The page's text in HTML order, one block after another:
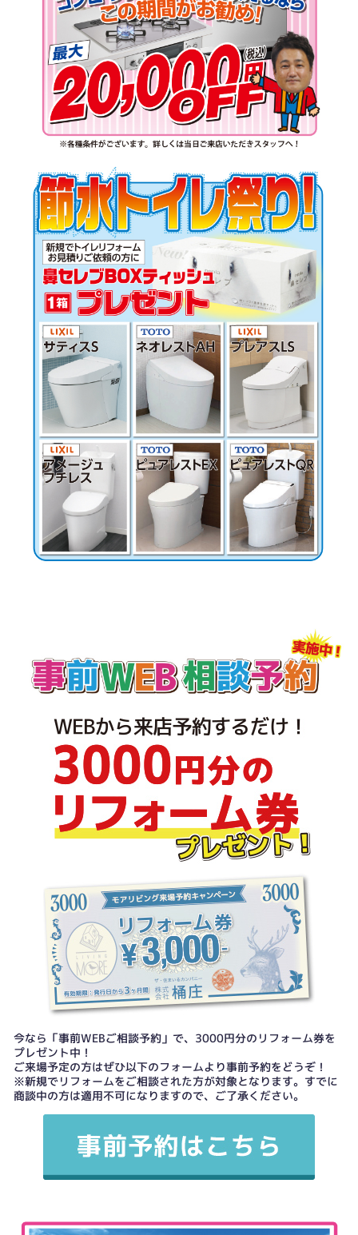
今なら「事前WEBご相談予約」で、3000円分のリフォーム券を
プレゼント中！
ご来場予定の方はぜひ以下のフォームより事前予約をどうぞ！
※新規でリフォームをご相談された方が対象となります。すでに
商談中の方は適用不可になりますので、ご了承ください。